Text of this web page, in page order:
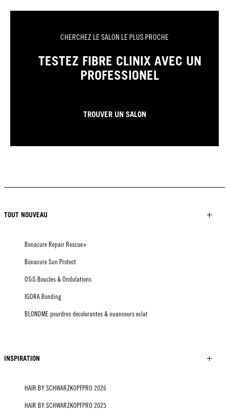
CHERCHEZ LE SALON LE PLUS PROCHE
TESTEZ FIBRE CLINIX AVEC UN
PROFESSIONEL
TROUVER UN SALON
TOUT NOUVEAU
Bonacure Repair Rescue+
Bonacure Sun Protect
OSiS Boucles & Ondulations
IGORA Bonding
BLONDME pourdres décolorantes & nuanceurs eclat
INSPIRATION
HAIR BY SCHWARZKOPFPRO 2026
HAIR BY SCHWARZKOPFPRO 2025